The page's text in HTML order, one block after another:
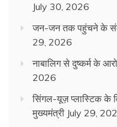
July 30, 2026
जन-जन तक पहुंचने के
29, 2026
नाबालिग से दुष्कर्म के
2026
सिंगल-यूज़ प्लास्टिक के
मुख्यमंत्री July 29,